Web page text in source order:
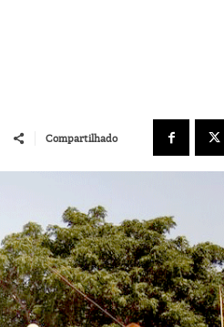
Compartilhado